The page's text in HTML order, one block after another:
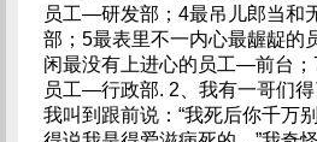
员工—研发部；4最吊儿郎当和
部；5最表里不一内心最龌龊的
闲最没有上进心的员工—前台；
员工—行政部. 2、我有一哥们
我叫到跟前说：“我死后你千万